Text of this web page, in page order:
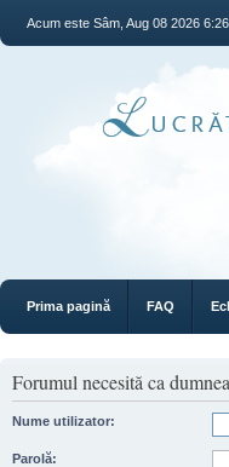
Acum este Sâm, Aug 08 2026
Prima pagină FAQ
Forumul necesită ca
Nume utilizator:
Parolă: